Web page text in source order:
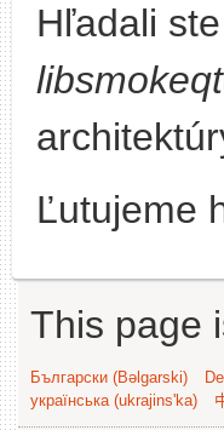
Hľadali
Ľutujeme
This page
Български (Bəlgarski)
українська (ukrajins'ka)